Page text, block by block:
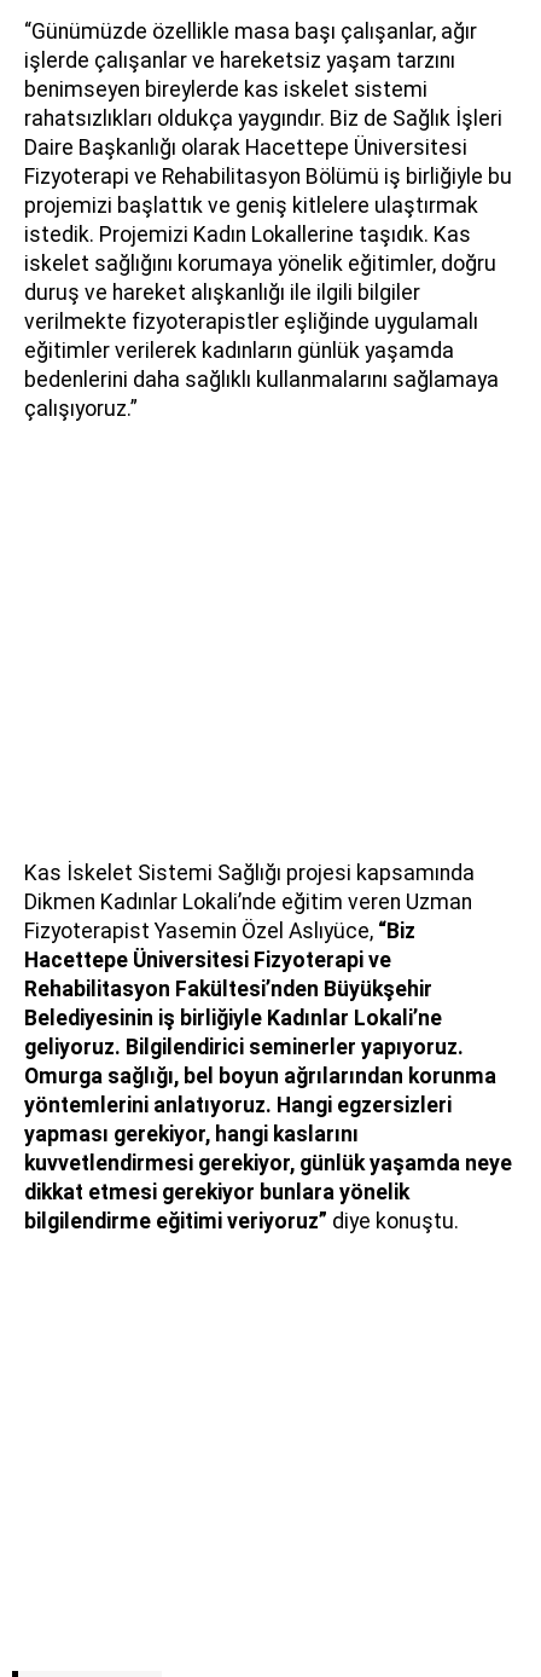
“Günümüzde özellikle masa başı çalışanlar, ağır
işlerde çalışanlar ve hareketsiz yaşam tarzını
benimseyen bireylerde kas iskelet sistemi
rahatsızlıkları oldukça yaygındır. Biz de Sağlık İşleri
Daire Başkanlığı olarak Hacettepe Üniversitesi
Fizyoterapi ve Rehabilitasyon Bölümü iş birliğiyle bu
projemizi başlattık ve geniş kitlelere ulaştırmak
istedik. Projemizi Kadın Lokallerine taşıdık. Kas
iskelet sağlığını korumaya yönelik eğitimler, doğru
duruş ve hareket alışkanlığı ile ilgili bilgiler
verilmekte fizyoterapistler eşliğinde uygulamalı
eğitimler verilerek kadınların günlük yaşamda
bedenlerini daha sağlıklı kullanmalarını sağlamaya
çalışıyoruz.”
Kas İskelet Sistemi Sağlığı projesi kapsamında
Dikmen Kadınlar Lokali’nde eğitim veren Uzman
Fizyoterapist Yasemin Özel Aslıyüce, “Biz
Hacettepe Üniversitesi Fizyoterapi ve
Rehabilitasyon Fakültesi’nden Büyükşehir
Belediyesinin iş birliğiyle Kadınlar Lokali’ne
geliyoruz. Bilgilendirici seminerler yapıyoruz.
Omurga sağlığı, bel boyun ağrılarından korunma
yöntemlerini anlatıyoruz. Hangi egzersizleri
yapması gerekiyor, hangi kaslarını
kuvvetlendirmesi gerekiyor, günlük yaşamda neye
dikkat etmesi gerekiyor bunlara yönelik
bilgilendirme eğitimi veriyoruz” diye konuştu.